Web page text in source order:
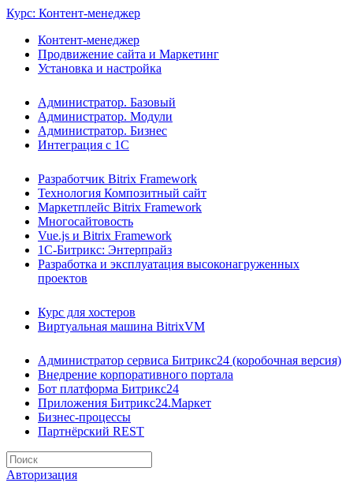
Курс: Контент-менеджер
Контент-менеджер
Продвижение сайта и Маркетинг
Установка и настройка
Администратор. Базовый
Администратор. Модули
Администратор. Бизнес
Интеграция с 1С
Разработчик Bitrix Framework
Технология Композитный сайт
Маркетплейс Bitrix Framework
Многосайтовость
Vue.js и Bitrix Framework
1С-Битрикс: Энтерпрайз
Разработка и эксплуатация высоконагруженных
проектов
Курс для хостеров
Виртуальная машина BitrixVM
Администратор сервиса Битрикс24 (коробочная версия)
Внедрение корпоративного портала
Бот платформа Битрикс24
Приложения Битрикс24.Маркет
Бизнес-процессы
Партнёрский REST
Авторизация